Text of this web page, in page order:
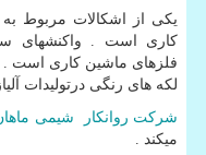
یکی از اشکالات مربوط
کاری است . واکنشهای
فلزهای ماشین کاری است .
لکه های رنگی درتولیدات
شرکت روانکار شیمی
میکند .